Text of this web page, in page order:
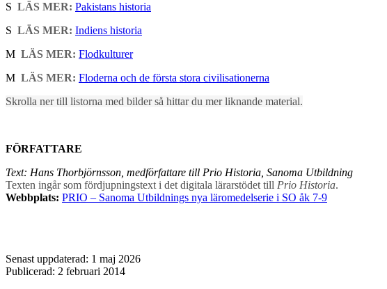
S LÄS MER: Pakistans historia
S LÄS MER: Indiens historia
M LÄS MER: Flodkulturer
M LÄS MER: Floderna och de första stora civilisationerna
Skrolla ner till listorna med bilder så hittar du mer liknande material.
FÖRFATTARE
Text: Hans Thorbjörnsson, medförfattare till Prio Historia, Sanoma Utbildning
Texten ingår som fördjupningstext i det digitala lärarstödet till Prio Historia.
Webbplats: PRIO – Sanoma Utbildnings nya läromedelserie i SO åk 7-9
Senast uppdaterad: 1 maj 2026
Publicerad: 2 februari 2014